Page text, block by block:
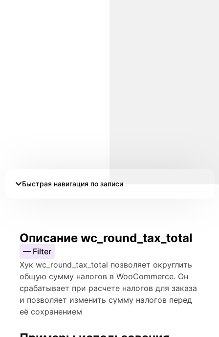
Быстрая навигация по записи
Описание wc_round_tax_total
— Filter
Хук wc_round_tax_total позволяет округлить
общую сумму налогов в WooCommerce. Он
срабатывает при расчете налогов для заказа
и позволяет изменить сумму налогов перед
её сохранением